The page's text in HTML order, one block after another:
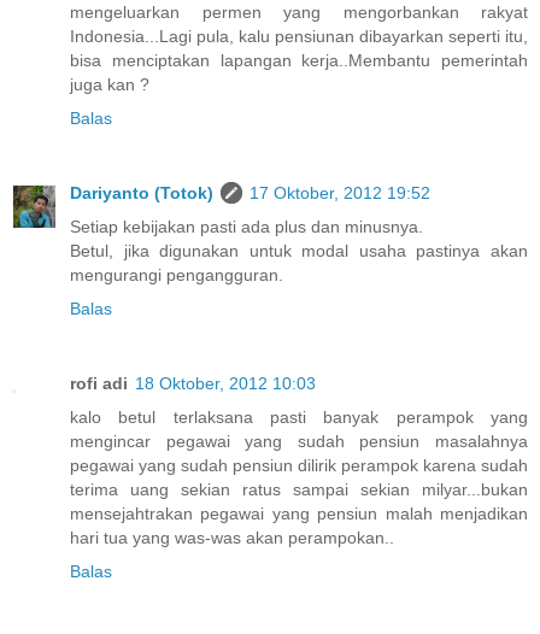
mengeluarkan permen yang mengorbankan rakyat
Indonesia...Lagi pula, kalu pensiunan dibayarkan seperti itu,
bisa menciptakan lapangan kerja..Membantu pemerintah
juga kan ?
Balas
Dariyanto (Totok)
17 Oktober, 2012 19:52
Setiap kebijakan pasti ada plus dan minusnya.
Betul, jika digunakan untuk modal usaha pastinya akan
mengurangi pengangguran.
Balas
rofi adi 18 Oktober, 2012 10:03
kalo betul terlaksana pasti banyak perampok yang
mengincar pegawai yang sudah pensiun masalahnya
pegawai yang sudah pensiun dilirik perampok karena sudah
terima uang sekian ratus sampai sekian milyar...bukan
mensejahtrakan pegawai yang pensiun malah menjadikan
hari tua yang was-was akan perampokan..
Balas